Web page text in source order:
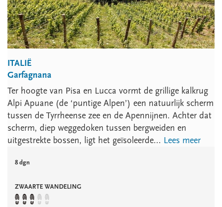
ITALIË
Garfagnana
Ter hoogte van Pisa en Lucca vormt de grillige kalkrug
Alpi Apuane (de ‘puntige Alpen’) een natuurlijk scherm
tussen de Tyrrheense zee en de Apennijnen. Achter dat
scherm, diep weggedoken tussen bergweiden en
uitgestrekte bossen, ligt het geïsoleerde... Lees meer
8 dgn
ZWAARTE WANDELING